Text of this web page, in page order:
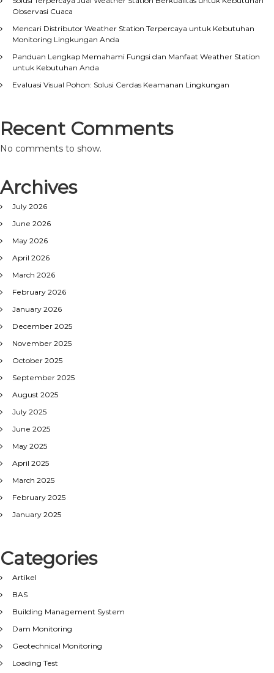
Observasi Cuaca
Mencari Distributor Weather Station Terpercaya untuk Kebutuhan
Monitoring Lingkungan Anda
Panduan Lengkap Memahami Fungsi dan Manfaat Weather Station
untuk Kebutuhan Anda
Evaluasi Visual Pohon: Solusi Cerdas Keamanan Lingkungan
Recent Comments
No comments to show.
Archives
July 2026
June 2026
May 2026
April 2026
March 2026
February 2026
January 2026
December 2025
November 2025
October 2025
September 2025
August 2025
July 2025
June 2025
May 2025
April 2025
March 2025
February 2025
January 2025
Categories
Artikel
BAS
Building Management System
Dam Monitoring
Geotechnical Monitoring
Loading Test